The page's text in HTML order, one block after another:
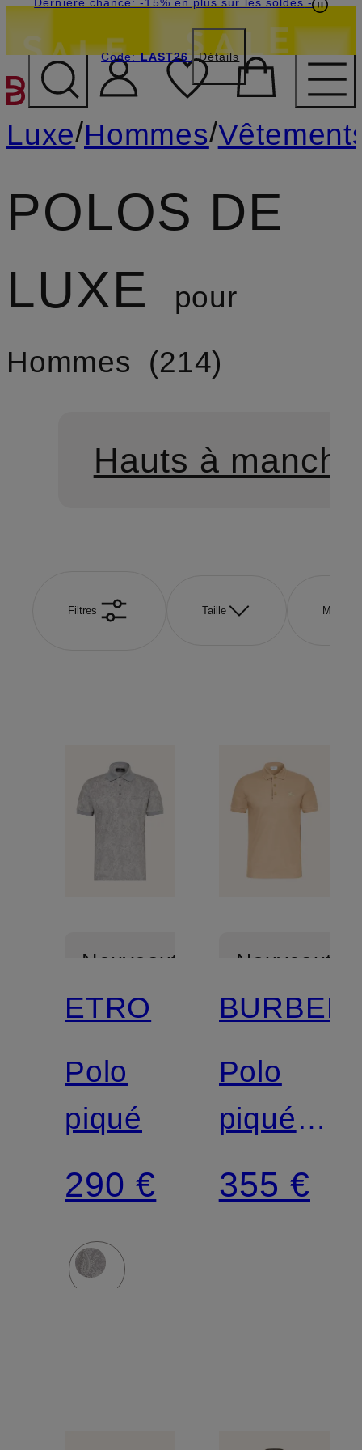
PASSER AU CONTENU
Code:LAST26 Détails
Luxe/Hommes/
POLOS DE
LUXE
pour
Hommes
214
Hauts à
Filtres Taille Marque
Nouveautés
ETRO
Polo
piqué
290 €
Nouveautés
Polo
piqué
EDDIE,
coupe
355 €